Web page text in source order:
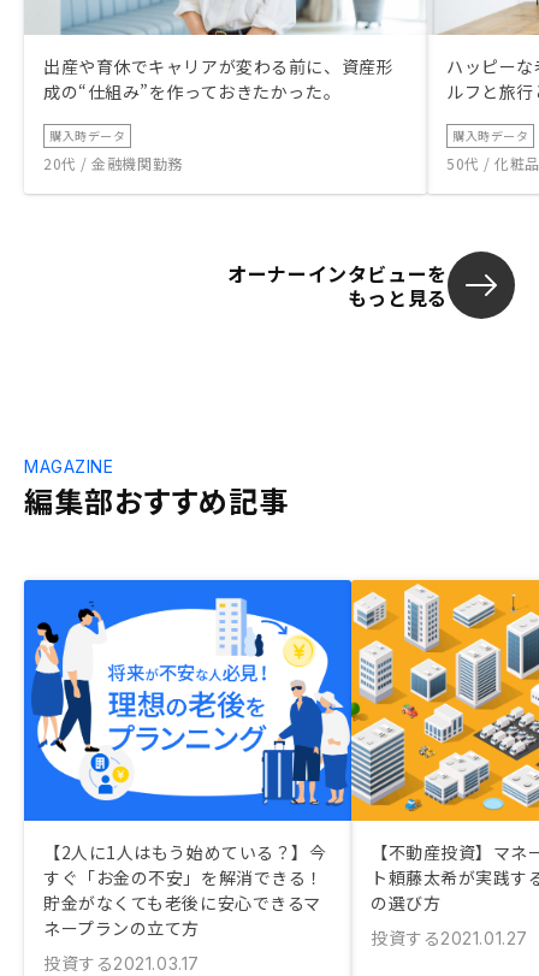
出産や育休でキャリアが変わる前に、資産形
成の“仕組み”を作っておきたかった。
購入時データ
20代 / 金融機関勤務
ハッピー
ルフと旅
購入時データ
50代 / 化粧
オーナーインタビューを
もっと見る
編集部おすすめ記事
MAGAZINE
【2人に1人はもう始めている？】今
すぐ「お金の不安」を解消できる！
貯金がなくても老後に安心できるマ
ネープランの立て方
投資する2021.03.17
【不動産投資】マ
ト頼藤太希が実践す
の選び方
投資する2021.01.27